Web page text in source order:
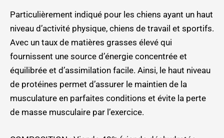
Particulièrement indiqué pour les chiens ayant un haut
niveau d’activité physique, chiens de travail et sportifs.
Avec un taux de matières grasses élevé qui
fournissent une source d’énergie concentrée et
équilibrée et d’assimilation facile. Ainsi, le haut niveau
de protéines permet d’assurer le maintien de la
musculature en parfaites conditions et évite la perte
de masse musculaire par l’exercice.